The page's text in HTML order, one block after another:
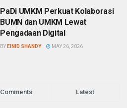
PaDi UMKM Perkuat Kolaborasi
BUMN dan UMKM Lewat
Pengadaan Digital
BY EINID SHANDY MAY 26, 2026
Comments Latest